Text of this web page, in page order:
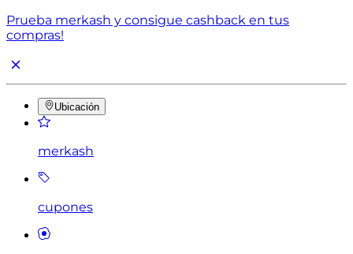
Prueba merkash y consigue cashback en tus
compras!
Ubicación
merkash
cupones